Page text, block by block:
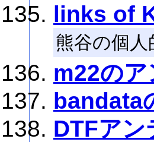
links of
熊谷の個
m22のア
bandata
DTFアン